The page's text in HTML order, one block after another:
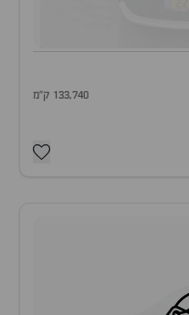
133,740 ק"מ